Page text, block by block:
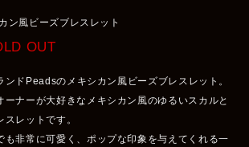
ン風ビーズブレスレット
OUT
ンドPeadsのメキシカン風ビーズブレスレット。
ーナーが大好きなメキシカン風のゆるいスカルと
レットです。
も非常に可愛く、ポップな印象を与えてくれる一